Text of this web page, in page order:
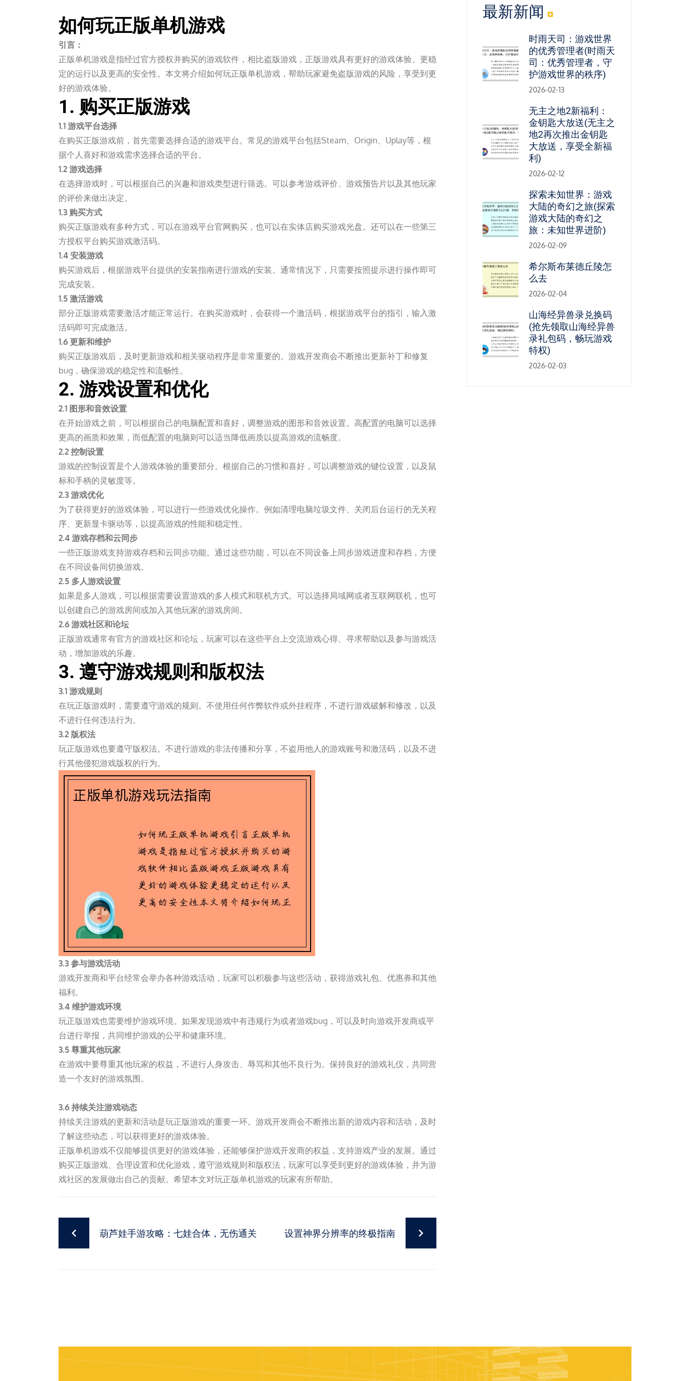
如何玩正版单机游戏
引言：
正版单机游戏是指经过官方授权并购买的游戏软件，相比盗版游戏，正版游戏具有更好的游戏体验、更稳
定的运行以及更高的安全性。本文将介绍如何玩正版单机游戏，帮助玩家避免盗版游戏的风险，享受到更
好的游戏体验。
1. 购买正版游戏
1.1 游戏平台选择
在购买正版游戏前，首先需要选择合适的游戏平台。常见的游戏平台包括Steam、Origin、Uplay等，根
据个人喜好和游戏需求选择合适的平台。
1.2 游戏选择
在选择游戏时，可以根据自己的兴趣和游戏类型进行筛选。可以参考游戏评价、游戏预告片以及其他玩家
的评价来做出决定。
1.3 购买方式
购买正版游戏有多种方式，可以在游戏平台官网购买，也可以在实体店购买游戏光盘。还可以在一些第三
方授权平台购买游戏激活码。
1.4 安装游戏
购买游戏后，根据游戏平台提供的安装指南进行游戏的安装。通常情况下，只需要按照提示进行操作即可
完成安装。
1.5 激活游戏
部分正版游戏需要激活才能正常运行。在购买游戏时，会获得一个激活码，根据游戏平台的指引，输入激
活码即可完成激活。
1.6 更新和维护
购买正版游戏后，及时更新游戏和相关驱动程序是非常重要的。游戏开发商会不断推出更新补丁和修复
bug，确保游戏的稳定性和流畅性。
2. 游戏设置和优化
2.1 图形和音效设置
在开始游戏之前，可以根据自己的电脑配置和喜好，调整游戏的图形和音效设置。高配置的电脑可以选择
更高的画质和效果，而低配置的电脑则可以适当降低画质以提高游戏的流畅度。
2.2 控制设置
游戏的控制设置是个人游戏体验的重要部分。根据自己的习惯和喜好，可以调整游戏的键位设置，以及鼠
标和手柄的灵敏度等。
2.3 游戏优化
为了获得更好的游戏体验，可以进行一些游戏优化操作。例如清理电脑垃圾文件、关闭后台运行的无关程
序、更新显卡驱动等，以提高游戏的性能和稳定性。
2.4 游戏存档和云同步
一些正版游戏支持游戏存档和云同步功能。通过这些功能，可以在不同设备上同步游戏进度和存档，方便
在不同设备间切换游戏。
2.5 多人游戏设置
如果是多人游戏，可以根据需要设置游戏的多人模式和联机方式。可以选择局域网或者互联网联机，也可
以创建自己的游戏房间或加入其他玩家的游戏房间。
2.6 游戏社区和论坛
正版游戏通常有官方的游戏社区和论坛，玩家可以在这些平台上交流游戏心得、寻求帮助以及参与游戏活
动，增加游戏的乐趣。
3. 遵守游戏规则和版权法
3.1 游戏规则
在玩正版游戏时，需要遵守游戏的规则。不使用任何作弊软件或外挂程序，不进行游戏破解和修改，以及
不进行任何违法行为。
3.2 版权法
玩正版游戏也要遵守版权法。不进行游戏的非法传播和分享，不盗用他人的游戏账号和激活码，以及不进
行其他侵犯游戏版权的行为。
3.3 参与游戏活动
游戏开发商和平台经常会举办各种游戏活动，玩家可以积极参与这些活动，获得游戏礼包、优惠券和其他
福利。
3.4 维护游戏环境
玩正版游戏也需要维护游戏环境。如果发现游戏中有违规行为或者游戏bug，可以及时向游戏开发商或平
台进行举报，共同维护游戏的公平和健康环境。
3.5 尊重其他玩家
在游戏中要尊重其他玩家的权益，不进行人身攻击、辱骂和其他不良行为。保持良好的游戏礼仪，共同营
造一个友好的游戏氛围。
3.6 持续关注游戏动态
持续关注游戏的更新和活动是玩正版游戏的重要一环。游戏开发商会不断推出新的游戏内容和活动，及时
了解这些动态，可以获得更好的游戏体验。
正版单机游戏不仅能够提供更好的游戏体验，还能够保护游戏开发商的权益，支持游戏产业的发展。通过
购买正版游戏、合理设置和优化游戏，遵守游戏规则和版权法，玩家可以享受到更好的游戏体验，并为游
戏社区的发展做出自己的贡献。希望本文对玩正版单机游戏的玩家有所帮助。
葫芦娃手游攻略：七娃合体，无伤通关 设置神界分辨率的终极指南
最新新闻
时雨天司：游戏世界
的优秀管理者(时雨天
司：优秀管理者，守
护游戏世界的秩序)
2026-02-13
无主之地2新福利：
金钥匙大放送(无主之
地2再次推出金钥匙
大放送，享受全新福
利)
2026-02-12
探索未知世界：游戏
大陆的奇幻之旅(探索
游戏大陆的奇幻之
旅：未知世界进阶)
2026-02-09
希尔斯布莱德丘陵怎
么去
2026-02-04
山海经异兽录兑换码
(抢先领取山海经异兽
录礼包码，畅玩游戏
特权)
2026-02-03